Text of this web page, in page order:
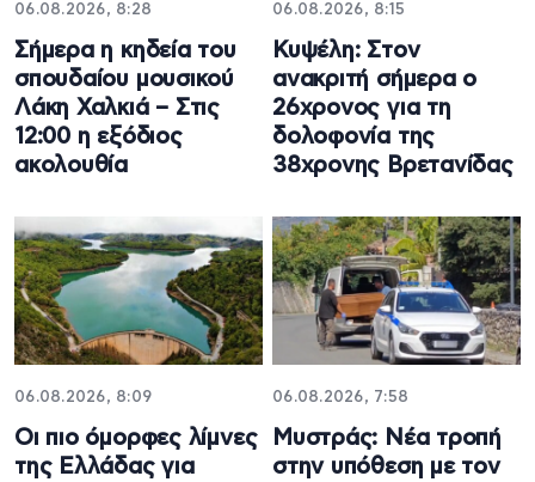
06.08.2026, 8:28
Σήμερα η κηδεία του
σπουδαίου μουσικού
Λάκη Χαλκιά – Στις
12:00 η εξόδιος
ακολουθία
06.08.2026, 8:15
Κυψέλη: Στον
ανακριτή σήμερα ο
26χρονος για τη
δολοφονία της
38χρονης Βρετανίδας
06.08.2026, 8:09
Οι πιο όμορφες λίμνες
της Ελλάδας για
06.08.2026, 7:58
Μυστράς: Νέα τροπή
στην υπόθεση με τον